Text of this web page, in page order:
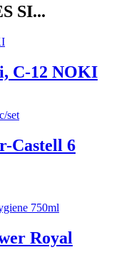
SI...
C-12 NOKI
Castell 6
Royal